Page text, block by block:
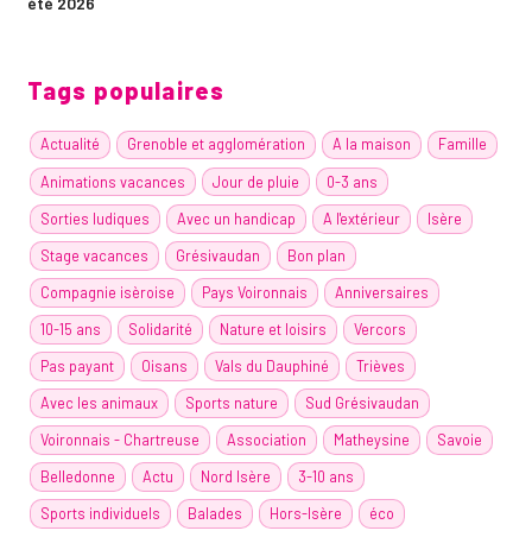
Tags populaires
Actualité Grenoble et agglomération A la maison
Famille
Animations vacances
Jour de pluie
0-3 ans
Sorties ludiques
Avec un handicap A l'extérieur
Isère
Stage vacances
Grésivaudan
Bon plan
Compagnie isèroise
Pays Voironnais
Anniversaires
10-15 ans
Solidarité Nature et loisirs
Vercors
Pas payant
Oisans Vals du Dauphiné
Trièves
Avec les animaux
Sports nature
Sud Grésivaudan
Voironnais - Chartreuse
Association Matheysine
Savoie
Belledonne
Actu Nord Isère
3-10 ans
Sports individuels
Balades Hors-Isère éco